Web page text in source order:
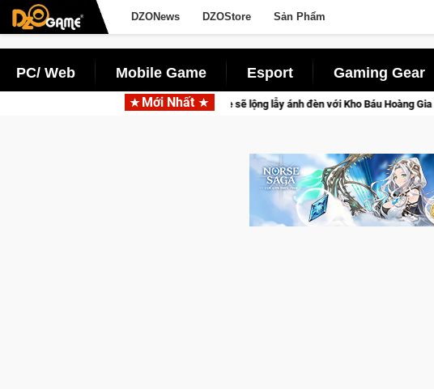
DZONews DZOStore Sản Phẩm
PC/ Web Mobile Game Esport Gaming Gear
Mới Nhất
thủ Crossfire sẽ lộng lẫy ánh đèn với Kho Báu Hoàng Gia Sapphire Neon Punk